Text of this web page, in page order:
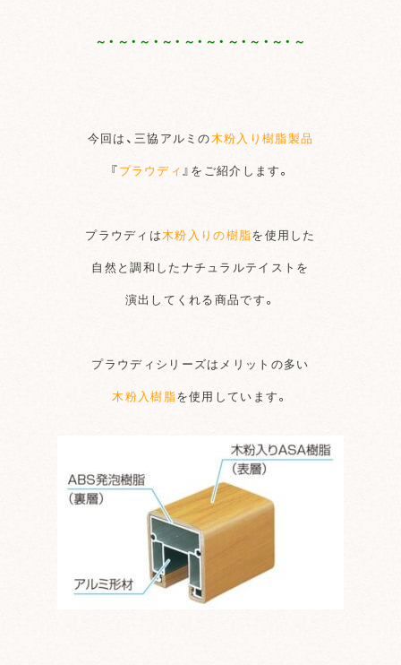
～・～・～・～・～・～・～・～・～・～
今回は、三協アルミの木粉入り樹脂製品
『プラウディ』をご紹介します。
プラウディは木粉入りの樹脂を使用した
自然と調和したナチュラルテイストを
演出してくれる商品です。
プラウディシリーズはメリットの多い
木粉入樹脂を使用しています。